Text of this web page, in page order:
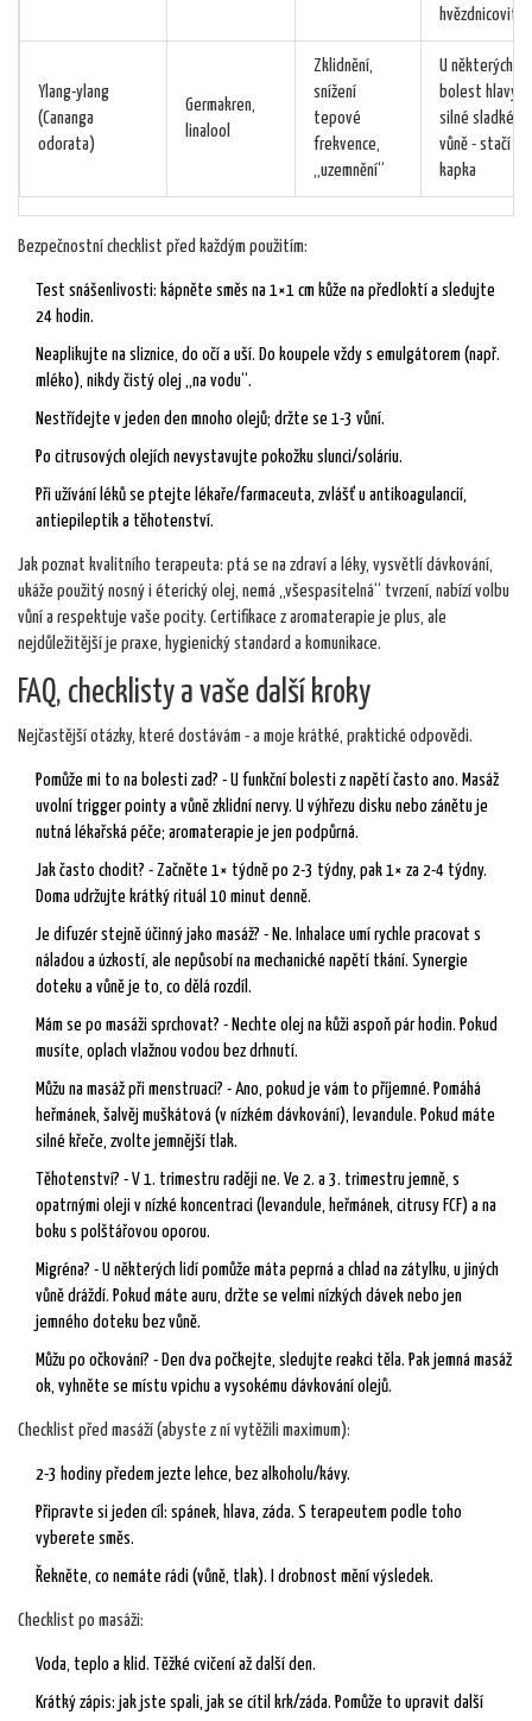
hvězdnicovité
Ylang-ylang
(Cananga
odorata)
Germakren,
linalool
Zklidnění,
snížení
tepové
frekvence,
„uzemnění“
U některých
bolest hlavy
silné sladké
vůně - stačí
kapka
Bezpečnostní checklist před každým použitím:
Test snášenlivosti: kápněte směs na 1×1 cm kůže na předloktí a sledujte
24 hodin.
Neaplikujte na sliznice, do očí a uší. Do koupele vždy s emulgátorem (např.
mléko), nikdy čistý olej „na vodu“.
Nestřídejte v jeden den mnoho olejů; držte se 1-3 vůní.
Po citrusových olejích nevystavujte pokožku slunci/soláriu.
Při užívání léků se ptejte lékaře/farmaceuta, zvlášť u antikoagulancií,
antiepileptik a těhotenství.
Jak poznat kvalitního terapeuta: ptá se na zdraví a léky, vysvětlí dávkování,
ukáže použitý nosný i éterický olej, nemá „všespasitelná“ tvrzení, nabízí volbu
vůní a respektuje vaše pocity. Certifikace z aromaterapie je plus, ale
nejdůležitější je praxe, hygienický standard a komunikace.
FAQ, checklisty a vaše další kroky
Nejčastější otázky, které dostávám - a moje krátké, praktické odpovědi.
Pomůže mi to na bolesti zad? - U funkční bolesti z napětí často ano. Masáž
uvolní trigger pointy a vůně zklidní nervy. U výhřezu disku nebo zánětu je
nutná lékařská péče; aromaterapie je jen podpůrná.
Jak často chodit? - Začněte 1× týdně po 2-3 týdny, pak 1× za 2-4 týdny.
Doma udržujte krátký rituál 10 minut denně.
Je difuzér stejně účinný jako masáž? - Ne. Inhalace umí rychle pracovat s
náladou a úzkostí, ale nepůsobí na mechanické napětí tkání. Synergie
doteku a vůně je to, co dělá rozdíl.
Mám se po masáži sprchovat? - Nechte olej na kůži aspoň pár hodin. Pokud
musíte, oplach vlažnou vodou bez drhnutí.
Můžu na masáž při menstruaci? - Ano, pokud je vám to příjemné. Pomáhá
heřmánek, šalvěj muškátová (v nízkém dávkování), levandule. Pokud máte
silné křeče, zvolte jemnější tlak.
Těhotenství? - V 1. trimestru raději ne. Ve 2. a 3. trimestru jemně, s
opatrnými oleji v nízké koncentraci (levandule, heřmánek, citrusy FCF) a na
boku s polštářovou oporou.
Migréna? - U některých lidí pomůže máta peprná a chlad na zátylku, u jiných
vůně dráždí. Pokud máte auru, držte se velmi nízkých dávek nebo jen
jemného doteku bez vůně.
Můžu po očkování? - Den dva počkejte, sledujte reakci těla. Pak jemná masáž
ok, vyhněte se místu vpichu a vysokému dávkování olejů.
Checklist před masáží (abyste z ní vytěžili maximum):
2-3 hodiny předem jezte lehce, bez alkoholu/kávy.
Připravte si jeden cíl: spánek, hlava, záda. S terapeutem podle toho
vyberete směs.
Řekněte, co nemáte rádi (vůně, tlak). I drobnost mění výsledek.
Checklist po masáži:
Voda, teplo a klid. Těžké cvičení až další den.
Krátký zápis: jak jste spali, jak se cítil krk/záda. Pomůže to upravit další